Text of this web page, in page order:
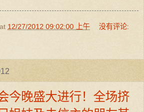
at 12/27/2012 09:02:00 上午 没有评论:
今晚盛大进行！全场挤